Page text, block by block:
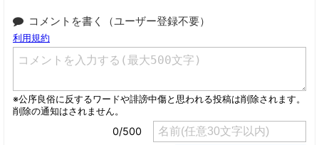
コメントを書く（ユーザー登録不要）